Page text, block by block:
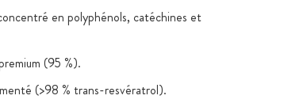
en polyphénols, catéchines et
(95 %).
(>98 % trans-resvératrol).